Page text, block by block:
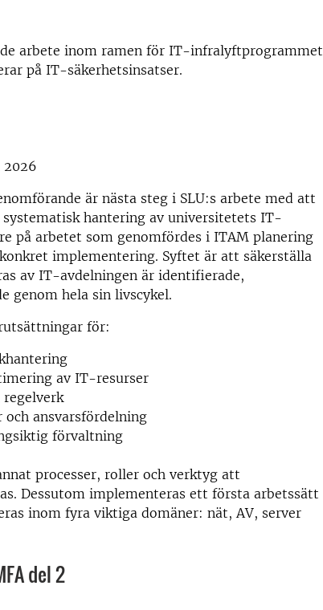
arbete inom ramen för IT-infralyftprogrammet
på IT-säkerhetsinsatser.
2026
är nästa steg i SLU:s arbete med att
systematisk hantering av universitetets IT-
på arbetet som genomfördes i ITAM planering
implementering. Syftet är att säkerställa
av IT-avdelningen är identifierade,
genom hela sin livscykel.
för:
av IT-resurser
regelverk
och ansvarsfördelning
förvaltning
processer, roller och verktyg att
Dessutom implementeras ett första arbetssätt
inom fyra viktiga domäner: nät, AV, server
del 2